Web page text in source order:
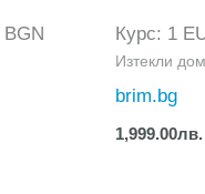
Курс: 1
Изтекли
brim.bg
1,999.00лв.